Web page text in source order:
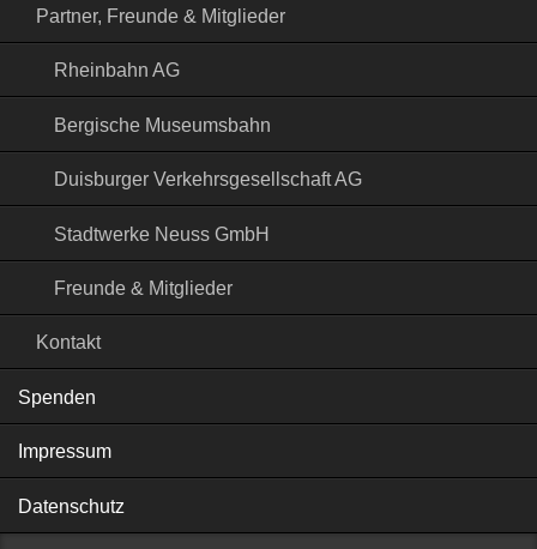
Partner, Freunde & Mitglieder
Rheinbahn AG
Bergische Museumsbahn
Duisburger Verkehrsgesellschaft AG
Stadtwerke Neuss GmbH
Freunde & Mitglieder
Kontakt
Spenden
Impressum
Datenschutz